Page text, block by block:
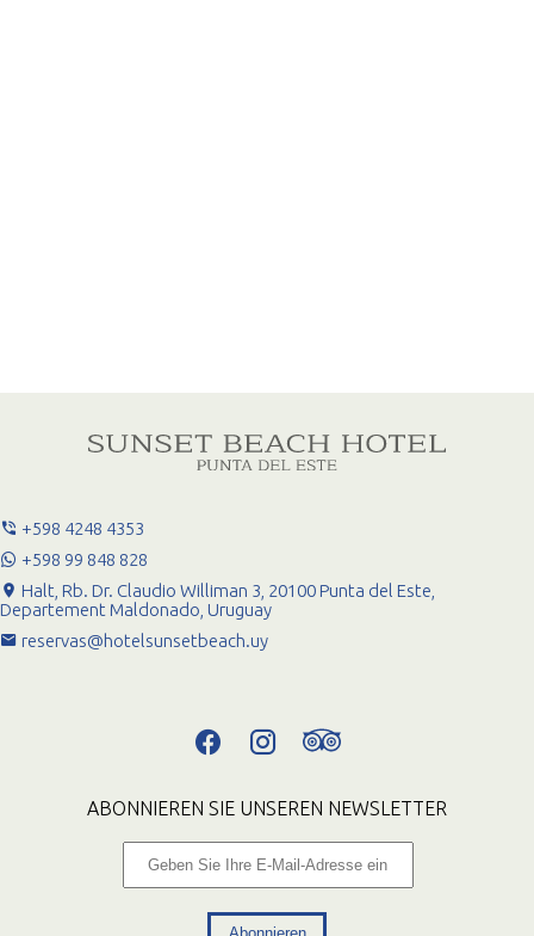
+598 4248 4353
+598 99 848 828
Halt, Rb. Dr. Claudio Williman 3, 20100 Punta del Este,
Departement Maldonado, Uruguay
reservas@hotelsunsetbeach.uy
ABONNIEREN SIE UNSEREN NEWSLETTER